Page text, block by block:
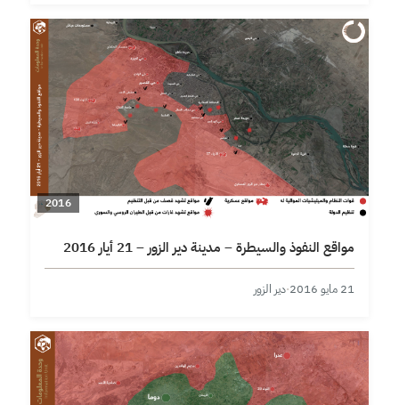
2016
مواقع النفوذ والسيطرة – مدينة دير الزور – 21 أيار 2016
21 مايو 2016 ·دير الزور